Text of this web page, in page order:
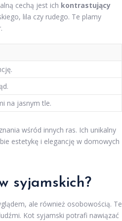
cechą jest ich kontrastujący
lila czy rudego. Te plamy
na jasnym tle.
wśród innych ras. Ich unikalny
estetykę i elegancję w domowych
syjamskich?
ale również osobowością. Te
Kot syjamski potrafi nawiązać